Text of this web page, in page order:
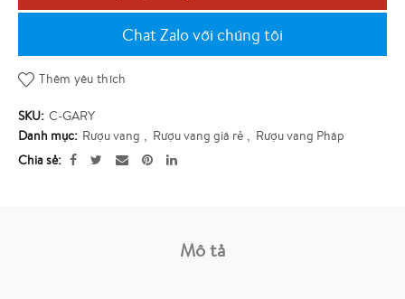
Chat Zalo với chúng tôi
Thêm yêu thích
SKU: C-GARY
Danh mục: Rượu vang , Rượu vang giá rẻ , Rượu vang Pháp
Chia sẻ
Mô tả